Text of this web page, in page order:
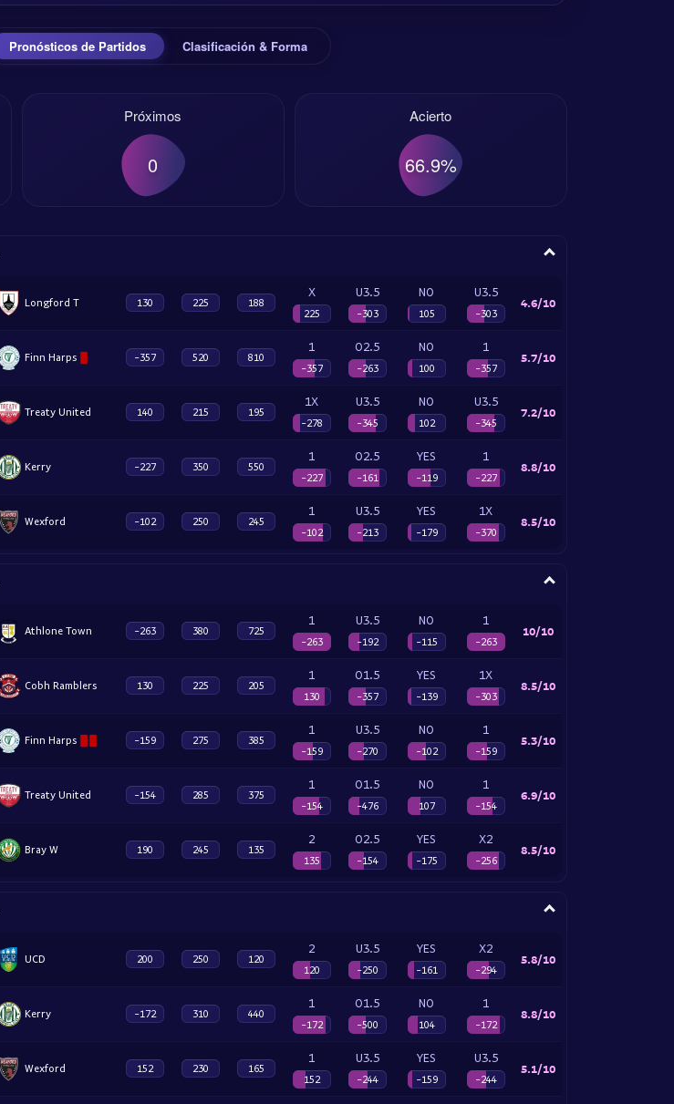
Pronósticos de Partidos Clasificación & Forma
Próximos
0
Acierto
66.9%
Longford T 130 225 188
X
225
U3.5
-303
NO
105
U3.5
-303
4.6/10
Finn Harps -357 520 810
1
-357
O2.5
-263
NO
100
1
-357
5.7/10
Treaty United 140 215 195
1X
-278
U3.5
-345
NO
102
U3.5
-345
7.2/10
Kerry -227 350 550
1
-227
O2.5
-161
YES
-119
1
-227
8.8/10
Wexford -102 250 245
1
-102
U3.5
-213
YES
-179
1X
-370
8.5/10
Athlone Town -263 380 725
1
-263
U3.5
-192
NO
-115
1
-263
10/10
Cobh Ramblers 130 225 205
1
130
O1.5
-357
YES
-139
1X
-303
8.5/10
Finn Harps -159 275 385
1
-159
U3.5
-270
NO
-102
1
-159
5.3/10
Treaty United -154 285 375
1
-154
O1.5
-476
NO
107
1
-154
6.9/10
Bray W 190 245 135
2
135
O2.5
-154
YES
-175
X2
-256
8.5/10
UCD 200 250 120
2
120
U3.5
-250
YES
-161
X2
-294
5.8/10
Kerry -172 310 440
1
-172
O1.5
-500
NO
104
1
-172
8.8/10
Wexford 152 230 165
1
152
U3.5
-244
YES
-159
U3.5
-244
5.1/10